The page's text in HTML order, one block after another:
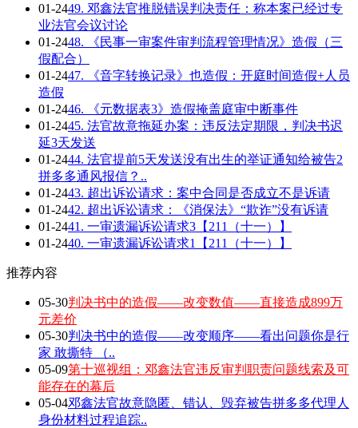
01-2449. 邓鑫法官推脱错误判决责任：称本案已经过专
业法官会议讨论
01-2448. 《民事一审案件审判流程管理情况》造假（三
假配合）
01-2447. 《音字转换记录》也造假：开庭时间造假+人员
造假
01-2446. 《元数据表3》造假掩盖庭审中断事件
01-2445. 法官故意拖延办案：违反法定期限，判决书迟
延3天发送
01-2444. 法官提前5天发送没有出生的举证通知给被告2
拼多多通风报信？..
01-2443. 超出诉讼请求：案中合同是否成立不是诉请
01-2442. 超出诉讼请求：《消保法》“欺诈”没有诉请
01-2441. 一审遗漏诉讼请求3【211（十一）】
01-2440. 一审遗漏诉讼请求1【211（十一）】
推荐内容
05-30判决书中的造假——改变数值——直接造成899万
元差价
05-30判决书中的造假——改变顺序——看出问题你是行
家 敢撕特 （..
05-09第十巡视组：邓鑫法官违反审判职责问题线索及可
能存在的幕后
05-04邓鑫法官故意隐匿、错认、毁弃被告拼多多代理人
身份材料过程追踪..